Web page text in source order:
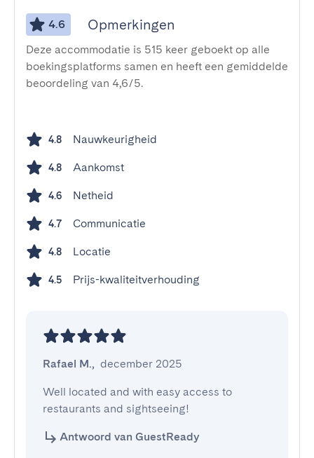
4.6 Opmerkingen
Deze accommodatie is 515 keer geboekt op alle
boekingsplatforms samen en heeft een gemiddelde
beoordeling van 4,6/5.
4.8 Nauwkeurigheid
4.8 Aankomst
4.6 Netheid
4.7 Communicatie
4.8 Locatie
4.5 Prijs-kwaliteitverhouding
Rafael M., december 2025
Well located and with easy access to
restaurants and sightseeing!
Antwoord van GuestReady